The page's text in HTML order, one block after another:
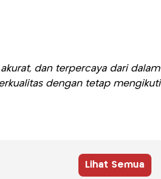
dan terpercaya dari dalam
dengan tetap mengikuti
Lihat Semua